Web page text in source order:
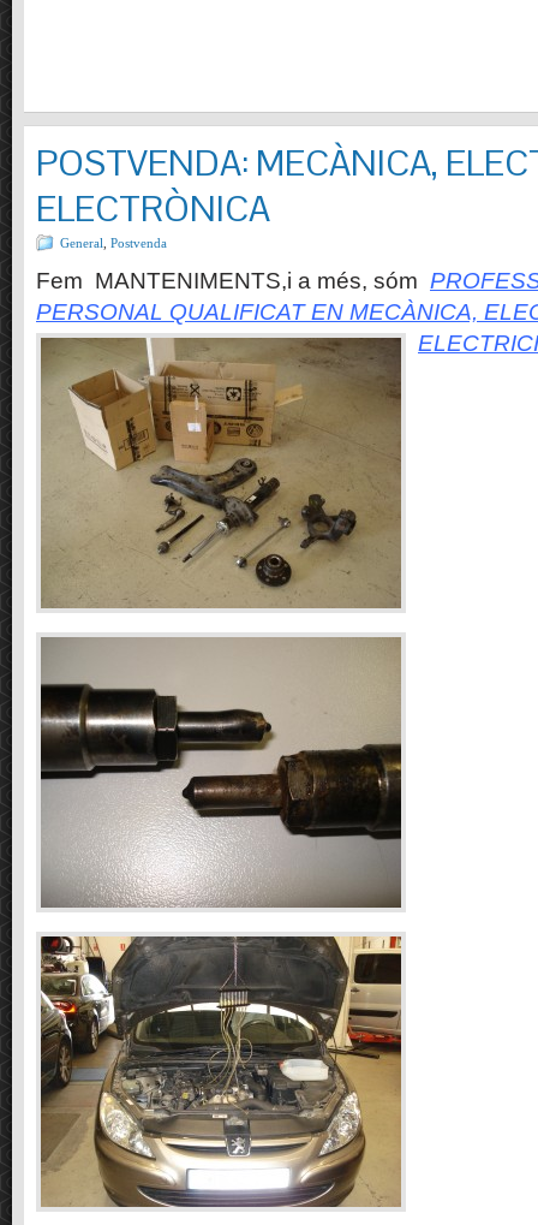
POSTVENDA: MECÀNICA,
ELECTRÒNICA
General Postvenda
Fem MANTENIMENTS,i a més, sóm
PERSONAL QUALIFICAT EN MECÀNICA,